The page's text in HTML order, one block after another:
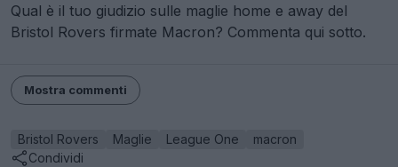
Qual è il tuo giudizio sulle maglie home e away del
Bristol Rovers firmate Macron? Commenta qui sotto.
Mostra commenti
Bristol Rovers Maglie League One
macron
Condividi